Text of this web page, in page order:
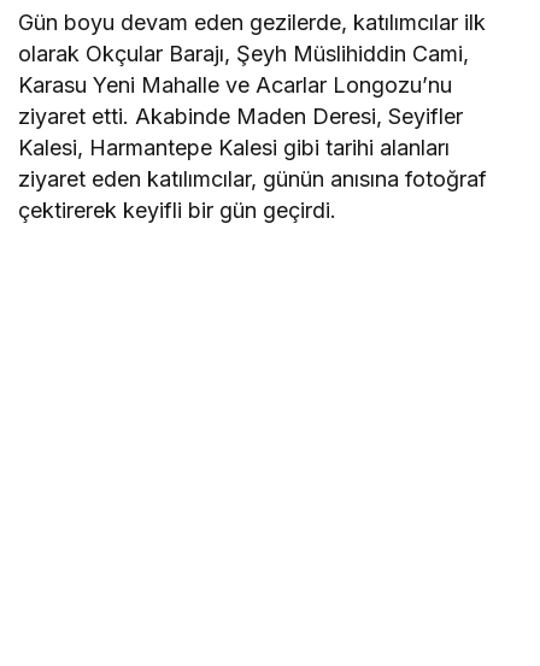
Gün boyu devam eden gezilerde, katılımcılar ilk
olarak Okçular Barajı, Şeyh Müslihiddin Cami,
Karasu Yeni Mahalle ve Acarlar Longozu’nu
ziyaret etti. Akabinde Maden Deresi, Seyifler
Kalesi, Harmantepe Kalesi gibi tarihi alanları
ziyaret eden katılımcılar, günün anısına fotoğraf
çektirerek keyifli bir gün geçirdi.